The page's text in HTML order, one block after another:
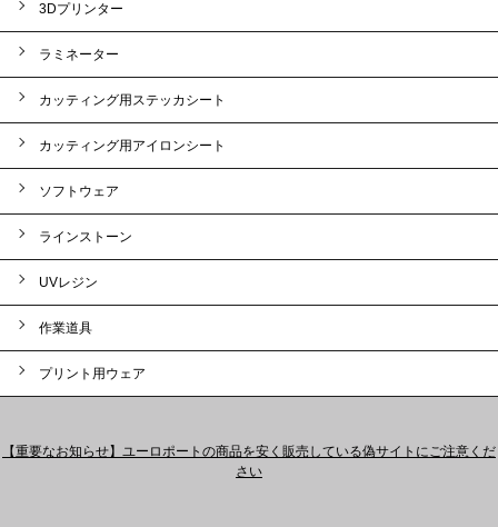
3Dプリンター
ラミネーター
カッティング用ステッカシート
カッティング用アイロンシート
ソフトウェア
ラインストーン
UVレジン
作業道具
プリント用ウェア
【重要なお知らせ】ユーロポートの商品を安く販売している偽サイトにご注意くだ
さい